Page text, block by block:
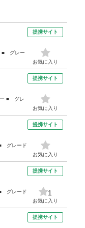
■ グレー
提携サイト
お気に入り
■ グレ
提携サイト
お気に入り
グレード
提携サイト
お気に入り
グレード
提携サイト
1
お気に入り
提携サイト